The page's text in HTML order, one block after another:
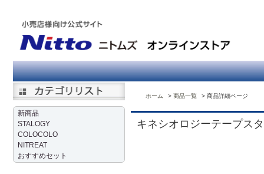
新商品
STALOGY
COLOCOLO
NITREAT
おすすめセット
ホーム 商品一覧 商品詳細ページ
キネシオロジーテープス